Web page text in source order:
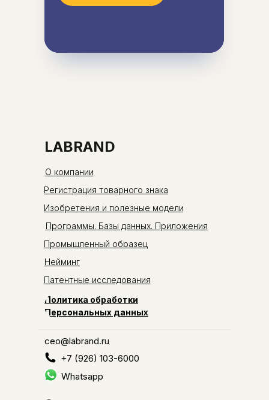
LABRAND
+7 (926) 103-6000
ceo@labrand.ru
Whatsapp
Изобретения и полезные модели
Регистрация товарного знака
Промышленный образец
Патентные исследования
Нейминг
О компании
Программы. Базы данных. Приложения
Политика обработки
Персональных данных